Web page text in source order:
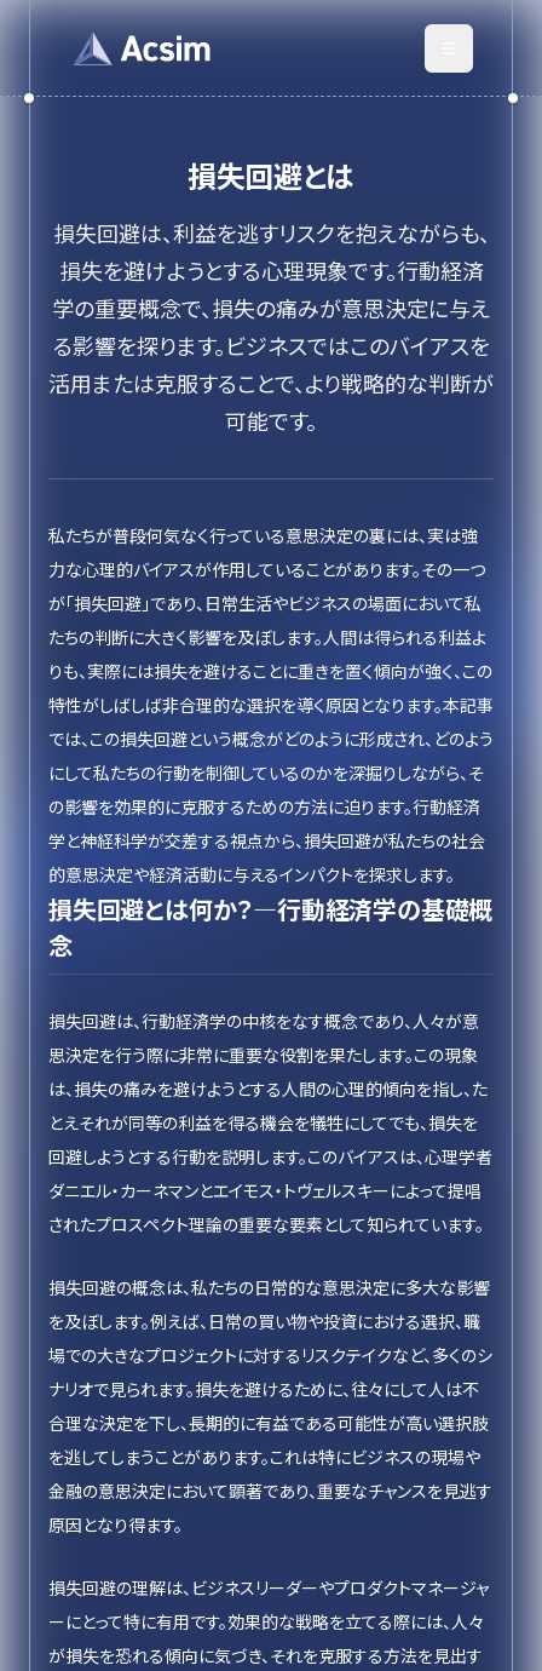
損失回避とは
損失回避は、利益を逃すリスクを抱えながらも、
損失を避けようとする心理現象です。行動経済
学の重要概念で、損失の痛みが意思決定に与え
る影響を探ります。ビジネスではこのバイアスを
活用または克服することで、より戦略的な判断が
可能です。
私たちが普段何気なく行っている意思決定の裏には、実は強
力な心理的バイアスが作用していることがあります。その一つ
が「損失回避」であり、日常生活やビジネスの場面において私
たちの判断に大きく影響を及ぼします。人間は得られる利益よ
りも、実際には損失を避けることに重きを置く傾向が強く、この
特性がしばしば非合理的な選択を導く原因となります。本記事
では、この損失回避という概念がどのように形成され、どのよう
にして私たちの行動を制御しているのかを深掘りしながら、そ
の影響を効果的に克服するための方法に迫ります。行動経済
学と神経科学が交差する視点から、損失回避が私たちの社会
的意思決定や経済活動に与えるインパクトを探求します。
損失回避とは何か？—行動経済学の基礎概
念
損失回避は、行動経済学の中核をなす概念であり、人々が意
思決定を行う際に非常に重要な役割を果たします。この現象
は、損失の痛みを避けようとする人間の心理的傾向を指し、た
とえそれが同等の利益を得る機会を犠牲にしてでも、損失を
回避しようとする行動を説明します。このバイアスは、心理学者
ダニエル・カーネマンとエイモス・トヴェルスキーによって提唱
されたプロスペクト理論の重要な要素として知られています。
損失回避の概念は、私たちの日常的な意思決定に多大な影響
を及ぼします。例えば、日常の買い物や投資における選択、職
場での大きなプロジェクトに対するリスクテイクなど、多くのシ
ナリオで見られます。損失を避けるために、往々にして人は不
合理な決定を下し、長期的に有益である可能性が高い選択肢
を逃してしまうことがあります。これは特にビジネスの現場や
金融の意思決定において顕著であり、重要なチャンスを見逃す
原因となり得ます。
損失回避の理解は、ビジネスリーダーやプロダクトマネージャ
ーにとって特に有用です。効果的な戦略を立てる際には、人々
が損失を恐れる傾向に気づき、それを克服する方法を見出す